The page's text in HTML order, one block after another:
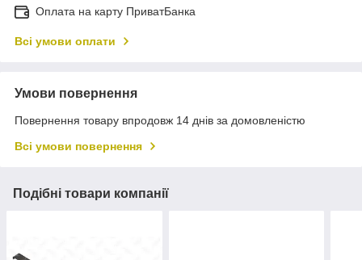
Оплата на карту ПриватБанка
Всі умови оплати
Умови повернення
Повернення товару впродовж 14 днів за домовленістю
Всі умови повернення
Подібні товари компанії